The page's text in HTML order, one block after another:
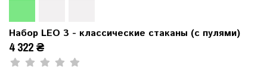
Набор LEO 3 - классические стаканы (с пулями)
4 322 ₴